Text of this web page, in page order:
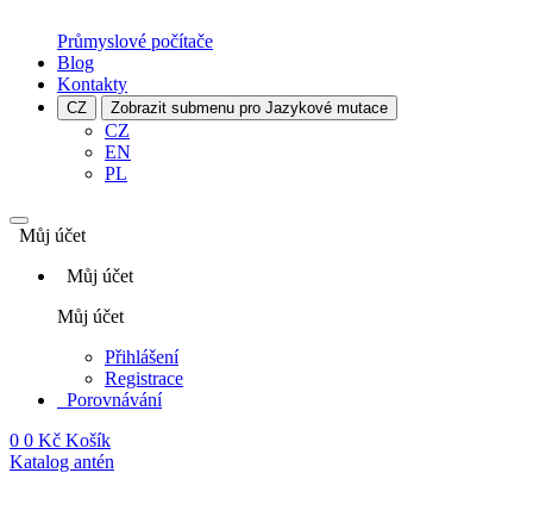
Průmyslové počítače
Blog
Kontakty
CZ Zobrazit submenu pro Jazykové mutace
CZ
EN
PL
Můj účet
Můj účet
Můj účet
Přihlášení
Registrace
Porovnávání
0 0 Kč Košík
Katalog antén